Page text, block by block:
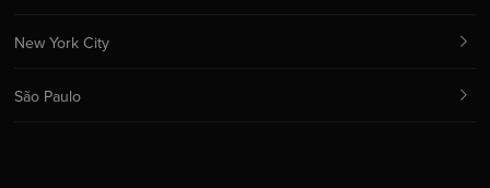
New York City
São Paulo